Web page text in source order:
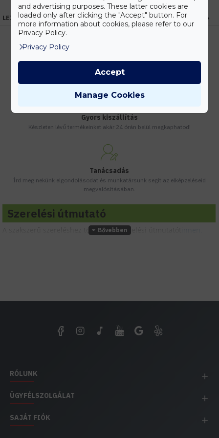
LEÍRÁS
Kedvezmények
Vásárolj nagyobb mennyiségben és megadjuk a legjobb gyártói árakat.
Gyors kiszállítás
Készleten lévő termékeinket akár 24 órán belül megkaphatod!
Tanácsadás
Írd meg nekünk elgondolásodat és munkatársunk segít az elképzeléseid
megvalósításában.
Szerelési útmutató
A szakszerű szereléshez töltsd le a szerelési útmutatót
RÓLUNK
ÜGYFÉLSZOLGÁLAT
SAJÁT FIÓK
and advertising purposes. These latter cookies are
loaded only after clicking the "Accept" button. For
more information about cookies, please refer to our
Privacy Policy.
Privacy Policy
Manage Cookies
Accept